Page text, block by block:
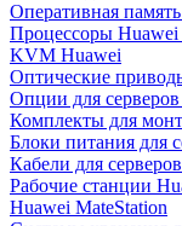
Оперативная
Процессоры Huawei
KVM Huawei
Оптические
Опции для
Комплекты для
Блоки питания для
Кабели для
Рабочие станции
Huawei MateStation